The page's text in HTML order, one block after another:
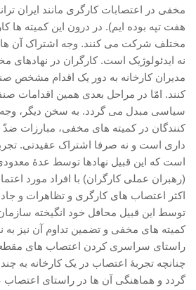
انترناسیونالیسم
خانه
English
هسته کارگران پيشتاز سوسياليست
مخفی در اعتصابات کارگری مانند ایران
هفت تپه بوده ایم). در درون این کمیته ها
مختلف شرکت می کنند. وجه اشتراک آن ها
نه ایدئولوژیک است. کارگران در نهادهای
مدیران کارخانه به دور یک اقدام مشخص
کنند. امّا در مراحل بعدی همین اقدامات
سیاسی مبدل می گردد. به سخن دیگر،
کنندگان در کمیته های مخفی، مبارزات
داری است و نه صرفا اشتراک عقیدتی.
است که این قبیل نهادها توسط عدۀ معدودی
(رهبران عملی کارگران) با افراد مورد
اکثر اعتصاب های کارگری و تظاهرات و
توسط این قبیل محافل خود انگیخته
کمیته های مخفی و تضمین تداوم آن نیز به
راستای سراسری کردن اعتصاب های
چنانچه تجربۀ اعتصاب در یک کارخانه به
گردد و هماهنگی آن ها در راستای اعتصاب